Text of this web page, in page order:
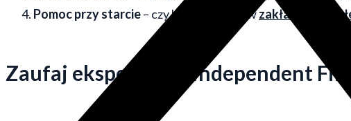
Pomoc przy starcie– czy biuro pomaga wzakładaniu
Zaufaj ekspertom z Independent